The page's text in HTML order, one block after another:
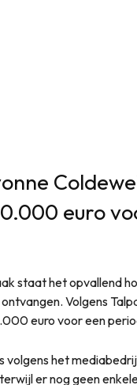
euro
staat het opvallend
Volgens
euro voor een
volgens het
er nog geen